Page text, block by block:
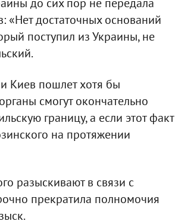
«Нет достаточных оснований
поступил из Украины, не
Киев пошлет хотя бы
смогут окончательно
границу, а если этот факт
на протяжении
разыскивают в связи с
прекратила полномочия